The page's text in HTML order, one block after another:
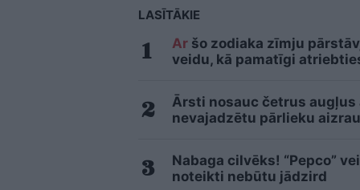
LASĪTĀKIE
Ar šo zodiaka zīmju
veidu, kā pamatīgi
Ārsti nosauc četrus augļus
nevajadzētu pārlieku
Nabaga cilvēks! “Pepco”
noteikti nebūtu jādzird